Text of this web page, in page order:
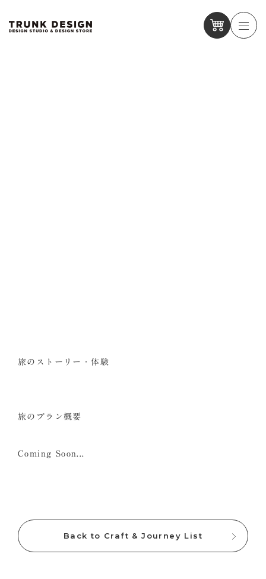
に出展いたします
【9/4 〜24】大丸神戸店・京都店で開催される「ひょうご国」
旅のストーリー・体験
旅のプラン概要
Coming Soon...
Back to Craft & Journey List